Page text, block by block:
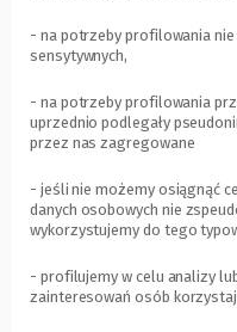
- na potrzeby profilowania
sensytywnych,
- na potrzeby profilowania
uprzednio podlegały
przez nas zagregowane
- jeśli nie możemy osiągnąć
danych osobowych nie
wykorzystujemy do tego
- profilujemy w celu analizy
zainteresowań osób